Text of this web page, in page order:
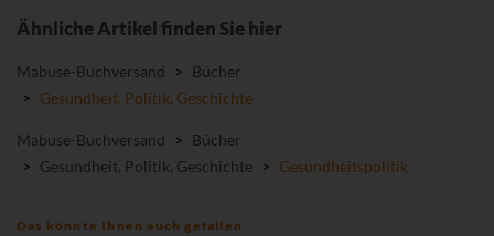
Ähnliche Artikel finden Sie hier
Mabuse-Buchversand > Bücher
> Gesundheit, Politik, Geschichte
Mabuse-Buchversand > Bücher
> Gesundheit, Politik, Geschichte > Gesundheitspolitik
Das könnte Ihnen auch gefallen